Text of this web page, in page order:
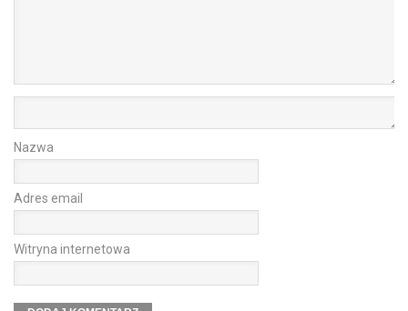
Nazwa
Adres email
Witryna internetowa